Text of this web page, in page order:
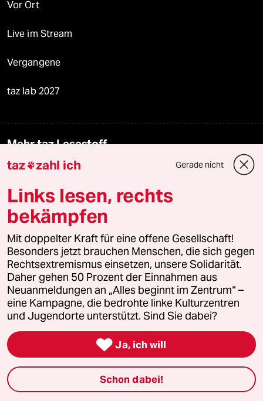
Vor Ort
Live im Stream
Vergangene
taz lab 2027
Mehr taz Lesestoff
taz FUTURZWEI
Le Monde diplomatique
taz Archiv
Mehr taz Angebote
Reisen
Kantine
taz zahl ich Gerade nicht
Links lesen, rechts
bekämpfen
Mit doppelter Kraft für eine offene Gesellschaft!
Besonders jetzt brauchen Menschen, die sich gegen
Rechtsextremismus einsetzen, unsere Solidarität.
Daher gehen 50 Prozent der Einnahmen aus
Neuanmeldungen an „Alles beginnt im Zentrum“ –
eine Kampagne, die bedrohte linke Kulturzentren
und Jugendorte unterstützt. Sind Sie dabei?
 Ja, ich will
Schon dabei!